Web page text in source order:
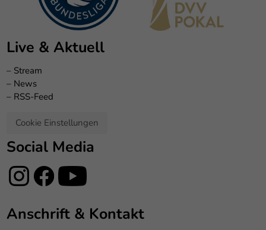
Live & Aktuell
– Stream
– News
– RSS-Feed
Cookie Einstellungen
Social Media
Anschrift & Kontakt